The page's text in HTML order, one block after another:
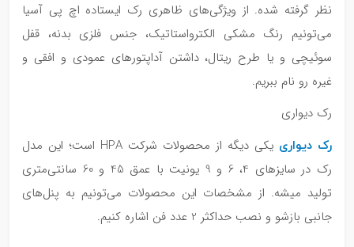
نظر گرفته شده. از ویژگی‌های ظاهری رک ایستاده اچ پی آسیا
می‌تونیم رنگ مشکی الکترواستاتیک، جنس فلزی بدنه، قفل
سوئیچی و یا طرح ریتال، داشتن آداپتورهای عمودی و افقی و
غیره رو نام ببریم.
رک دیواری
رک دیواری
یکی دیگه از محصولات شرکت HPA است؛ این مدل
رک در سایزهای 4، 6 و 9 یونیت با عمق 45 و 60 سانتی‌متری
تولید میشه. از مشخصات این محصولات می‌تونیم به پنل‌های
جانبی بازشو و نصب حداکثر 2 عدد فن اشاره کنیم.